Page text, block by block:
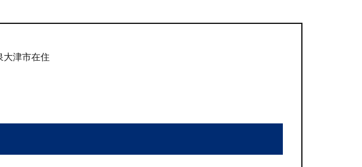
大津市在住